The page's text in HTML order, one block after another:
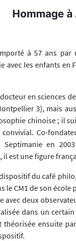
Hommage
à 57 ans
les enfants en
en sciences
3), mais
chinoise ; il
Co-
Septimanie en
est une figure
du café
le CM1 de son
avec deux
dans un
ensuite